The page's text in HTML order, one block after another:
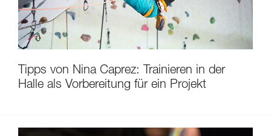
Tipps von Nina Caprez: Trainieren in der
Halle als Vorbereitung für ein Projekt